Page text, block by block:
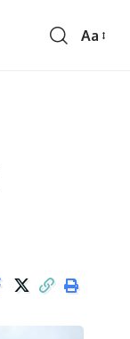
Aa